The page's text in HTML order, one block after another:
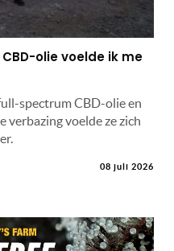
olie voelde ik me
spectrum CBD-olie en
verbazing voelde ze zich
08 juli 2026